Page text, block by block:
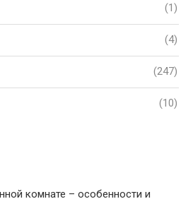
(1)
(4)
(247)
(10)
комнате – особенности и